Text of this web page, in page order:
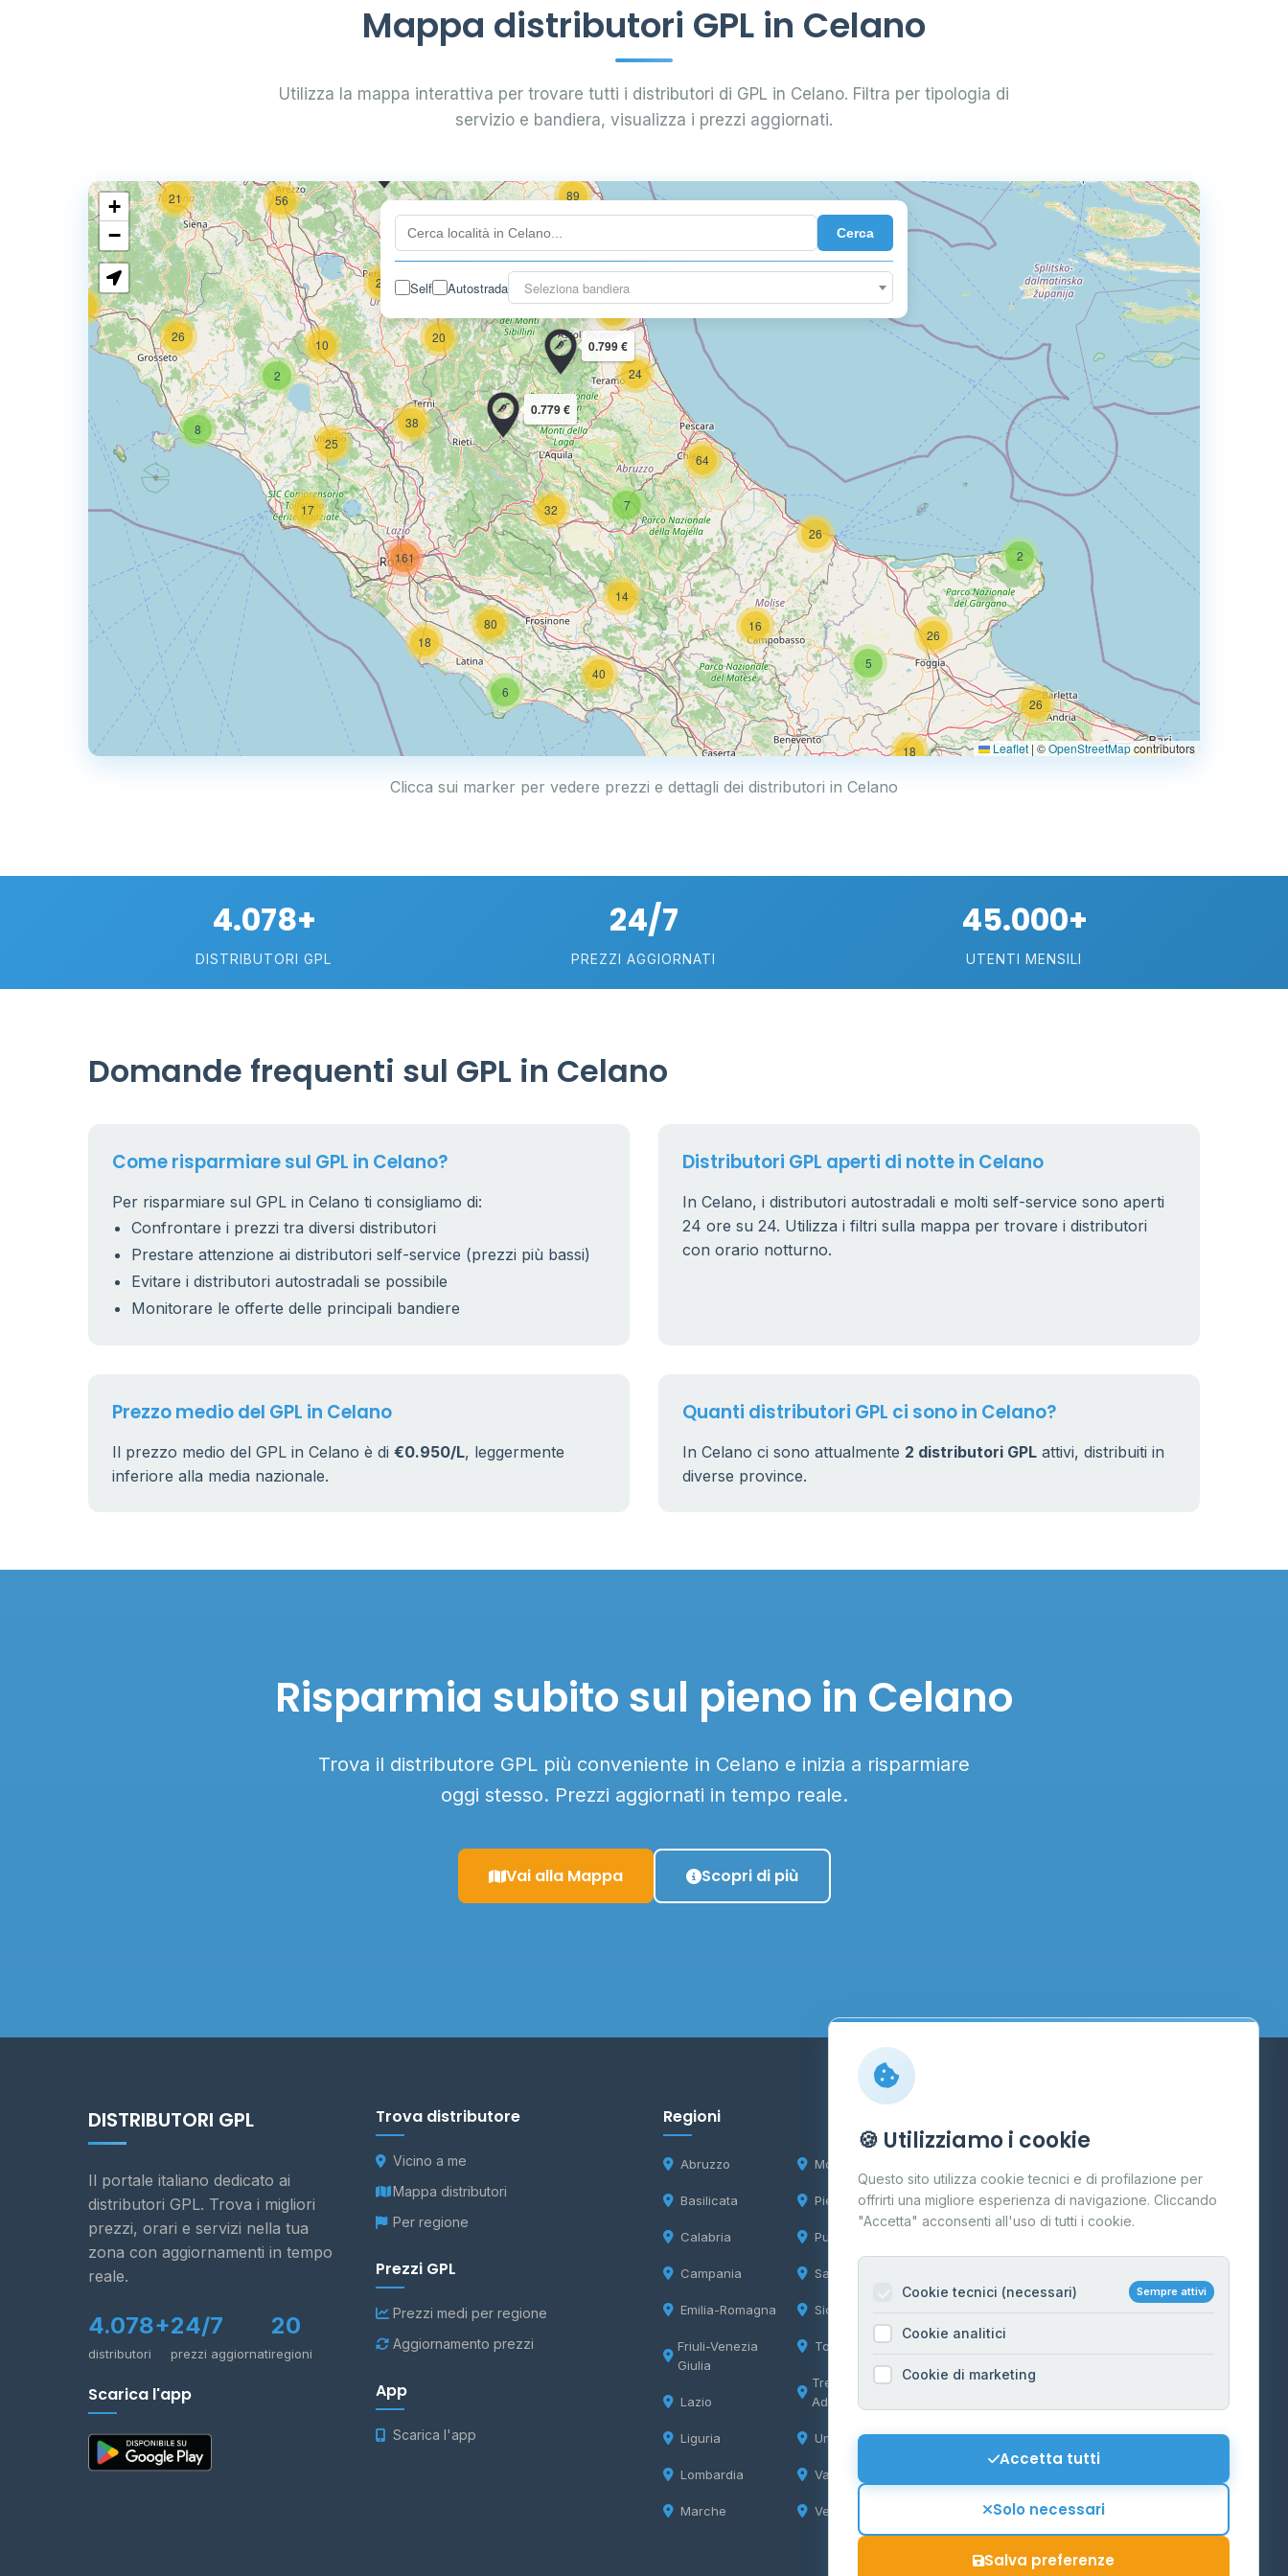
Mappa distributori GPL in Celano
Utilizza la mappa interattiva per trovare tutti i distributori di GPL in Celano. Filtra per tipologia di
servizio e bandiera, visualizza i prezzi aggiornati.
Cerca
Self Autostrada Seleziona bandiera
6
18
24
20
5
14
26
16
161
80
7
32
64
40
8
2
18
26
26
36
89
2
25
17
38
8
10
26
21
24
56
0.779 €
0.799 €
+
−
Leaflet | ©OpenStreetMapcontributors
Clicca sui marker per vedere prezzi e dettagli dei distributori in Celano
4.078+
DISTRIBUTORI GPL
24/7
PREZZI AGGIORNATI
45.000+
UTENTI MENSILI
Domande frequenti sul GPL in Celano
Come risparmiare sul GPL in Celano?
Per risparmiare sul GPL in Celano ti consigliamo di:
Confrontare i prezzi tra diversi distributori
Prestare attenzione ai distributori self-service (prezzi più bassi)
Evitare i distributori autostradali se possibile
Monitorare le offerte delle principali bandiere
Distributori GPL aperti di notte in Celano
In Celano, i distributori autostradali e molti self-service sono aperti
24 ore su 24. Utilizza i filtri sulla mappa per trovare i distributori
con orario notturno.
Prezzo medio del GPL in Celano
Il prezzo medio del GPL in Celano è di €0.950/L, leggermente
inferiore alla media nazionale.
Quanti distributori GPL ci sono in Celano?
In Celano ci sono attualmente 2 distributori GPL attivi, distribuiti in
diverse province.
Risparmia subito sul pieno in Celano
Trova il distributore GPL più conveniente in Celano e inizia a risparmiare
oggi stesso. Prezzi aggiornati in tempo reale.
Vai alla Mappa Scopri di più
DISTRIBUTORI GPL
Il portale italiano dedicato ai
distributori GPL. Trova i migliori
prezzi, orari e servizi nella tua
zona con aggiornamenti in tempo
reale.
4.078+
distributori
24/7
prezzi aggiornati
20
regioni
Scarica l'app
Trova distributore
Vicino a me
Mappa distributori
Per regione
Prezzi GPL
Prezzi medi per regione
Aggiornamento prezzi
App
Scarica l'app
Regioni
Abruzzo
Basilicata
Calabria
Campania
Emilia-Romagna
Friuli-Venezia
Giulia
Lazio
Liguria
Lombardia
Marche
Molise
Piemonte
Puglia
Sardegna
Sicilia
Toscana
Trentino-Alto
Adige
Umbria
Valle d'Aosta
Veneto
Contatti
Per gestori
Informazioni legali
Privacy Policy
Cookie Policy
Mappa del sito
Contattaci
🍪 Utilizziamo i cookie
Questo sito utilizza cookie tecnici e di profilazione per
offrirti una migliore esperienza di navigazione. Cliccando
"Accetta" acconsenti all'uso di tutti i cookie.
Cookie tecnici (necessari) Sempre attivi
Cookie analitici
Cookie di marketing
Accetta tutti
Solo necessari
Salva preferenze